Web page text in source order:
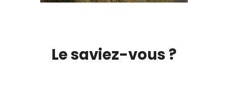
Le saviez-vous ?